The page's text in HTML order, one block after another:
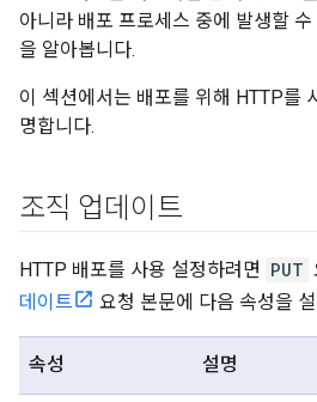
아니라 배포 프로세스 중에 발생할
을 알아봅니다.
이 섹션에서는 배포를 위해 HTTP를
명합니다.
조직 업데이트
HTTP 배포를 사용 설정하려면 PUT
데이트
요청 본문에 다음 속성을
속성 설명